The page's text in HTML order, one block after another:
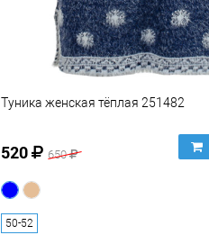
Туника женская тёплая 251482
520 650
50-52